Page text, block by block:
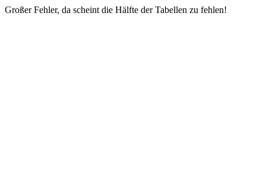
Großer Fehler, da scheint die Hälfte der Tabellen zu fehlen!